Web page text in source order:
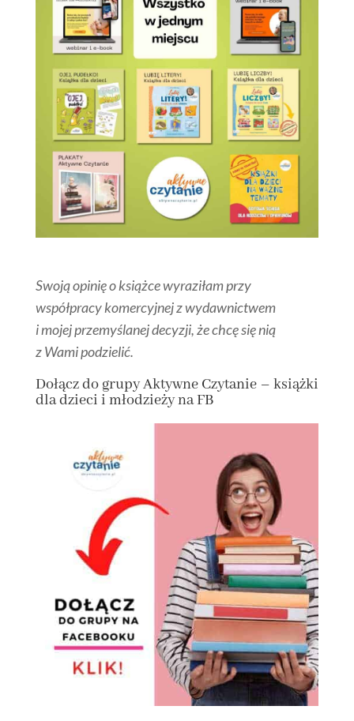
Swoją opinię o książce wyraziłam przy
współpracy komercyjnej z wydawnictwem
i mojej przemyślanej decyzji, że chcę się nią
z Wami podzielić.
Dołączdo grupyAktywne Czytanie – książki
dla dzieci i młodzieży na FB